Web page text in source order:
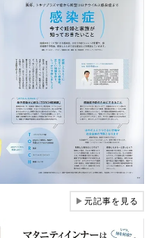
▶元記事を見る